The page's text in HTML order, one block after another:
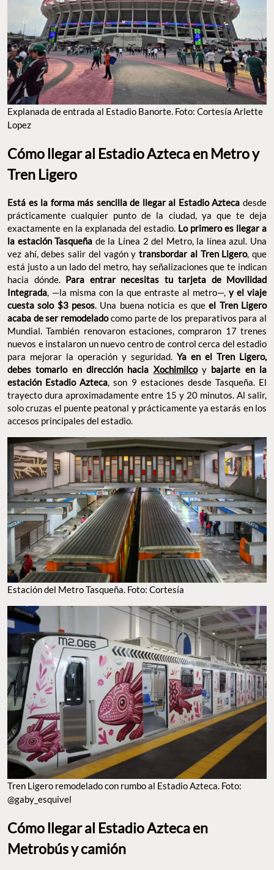
Explanada de entrada al Estadio Banorte. Foto: Cortesía Arlette
Lopez
Cómo llegar al Estadio Azteca en Metro y
Tren Ligero
Está es la forma más sencilla de llegar al Estadio Azteca desde
prácticamente cualquier punto de la ciudad, ya que te deja
exactamente en la explanada del estadio. Lo primero es llegar a
la estación Tasqueña de la Línea 2 del Metro, la línea azul. Una
vez ahí, debes salir del vagón ytransbordar al Tren Ligero, que
está justo a un lado del metro, hay señalizaciones que te indican
hacia dónde. Para entrar necesitas tu tarjeta de Movilidad
Integrada, —la misma con la que entraste al metro—, y el viaje
cuesta solo $3 pesos. Una buena noticia es queel Tren Ligero
acaba de ser remodeladocomo parte de los preparativos para al
Mundial. También renovaron estaciones, compraron 17 trenes
nuevos e instalaron un nuevo centro de control cerca del estadio
para mejorar la operación y seguridad. Ya en el Tren Ligero,
debes tomarlo en dirección hacia Xochimilcoy bajarte en la
estación Estadio Azteca, son 9 estaciones desde Tasqueña. El
trayecto dura aproximadamente entre 15 y 20 minutos. Al salir,
solo cruzas el puente peatonal y prácticamente ya estarás en los
accesos principales del estadio.
Estación del Metro Tasqueña. Foto: Cortesía
Tren Ligero remodelado con rumbo al Estadio Azteca. Foto:
@gaby_esquivel
Cómo llegar al Estadio Azteca en
Metrobús y camión